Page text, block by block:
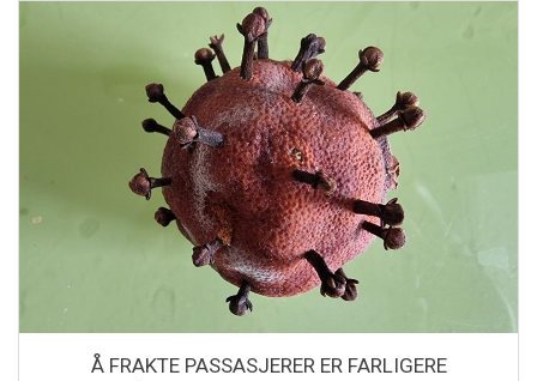
Å FRAKTE PASSASJERER ER FARLIGERE